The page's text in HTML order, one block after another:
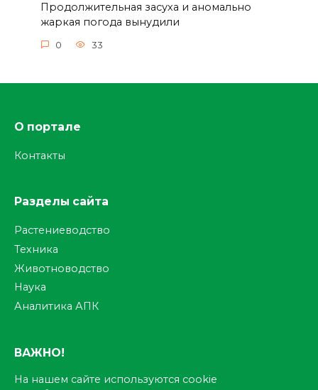
Продолжительная засуха и аномально
жаркая погода вынудили
0 33
О портале
Контакты
Разделы сайта
Растениеводство
Техника
Животноводство
Наука
Аналитика АПК
ВАЖНО!
На нашем сайте используются cookie